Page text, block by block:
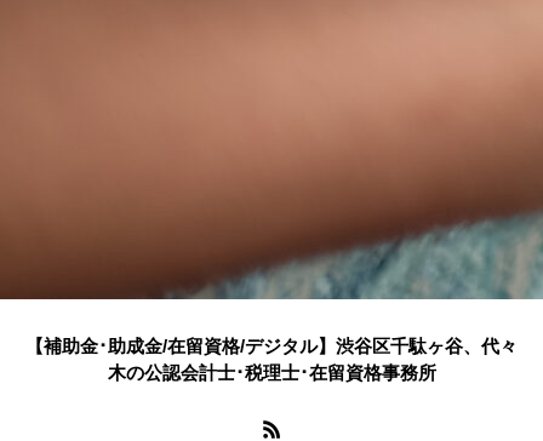
【補助金･助成金/在留資格/デジタル】渋谷区千駄ヶ谷、代々
木の公認会計士･税理士･在留資格事務所